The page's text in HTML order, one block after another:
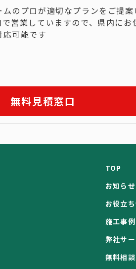
のプロが適切なプランをご提案
営業していますので、県内にお
可能です
無料見積窓口
TOP
お知らせ
お役立
施工事
弊社サ
無料相